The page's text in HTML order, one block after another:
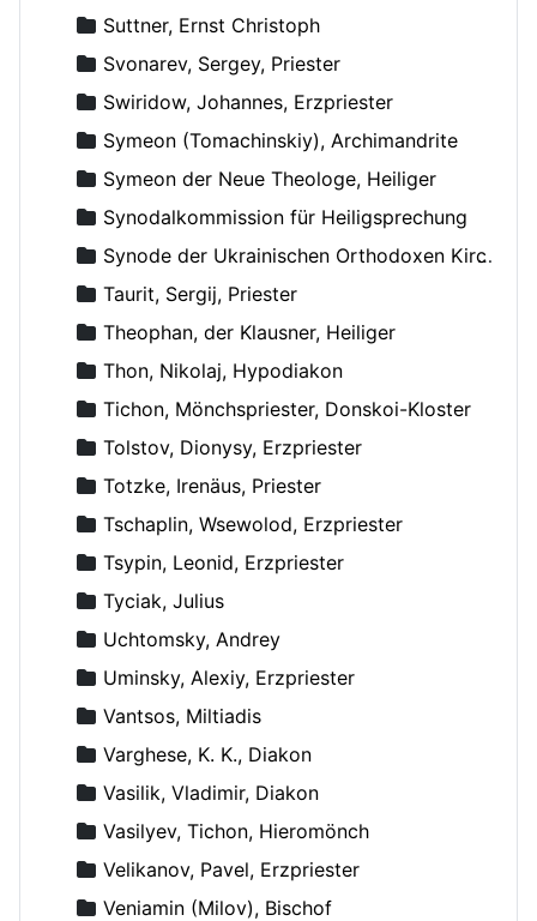
Suttner, Ernst Christoph
Svonarev, Sergey, Priester
Swiridow, Johannes, Erzpriester
Symeon (Tomachinskiy), Archimandrite
Symeon der Neue Theologe, Heiliger
Synodalkommission für Heiligsprechung
Synode der Ukrainischen Orthodoxen Kirche
Taurit, Sergij, Priester
Theophan, der Klausner, Heiliger
Thon, Nikolaj, Hypodiakon
Tichon, Mönchspriester, Donskoi-Kloster
Tolstov, Dionysy, Erzpriester
Totzke, Irenäus, Priester
Tschaplin, Wsewolod, Erzpriester
Tsypin, Leonid, Erzpriester
Tyciak, Julius
Uchtomsky, Andrey
Uminsky, Alexiy, Erzpriester
Vantsos, Miltiadis
Varghese, K. K., Diakon
Vasilik, Vladimir, Diakon
Vasilyev, Tichon, Hieromönch
Velikanov, Pavel, Erzpriester
Veniamin (Milov), Bischof